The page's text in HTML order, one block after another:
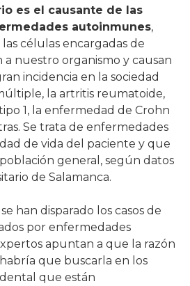
es el causante de las
autoinmunes,
células encargadas de
nuestro organismo y causan
incidencia en la sociedad
la artritis reumatoide,
1, la enfermedad de Crohn
Se trata de enfermedades
de vida del paciente y que
general, según datos
de Salamanca.
han disparado los casos de
por enfermedades
apuntan a que la razón
que buscarla en los
que están